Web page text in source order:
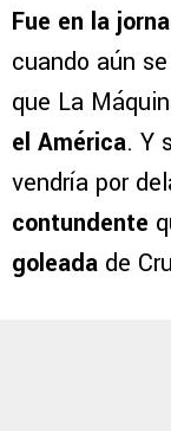
Fue en la
cuando aún
que La
el América. Y
vendría por
contundente
goleada de